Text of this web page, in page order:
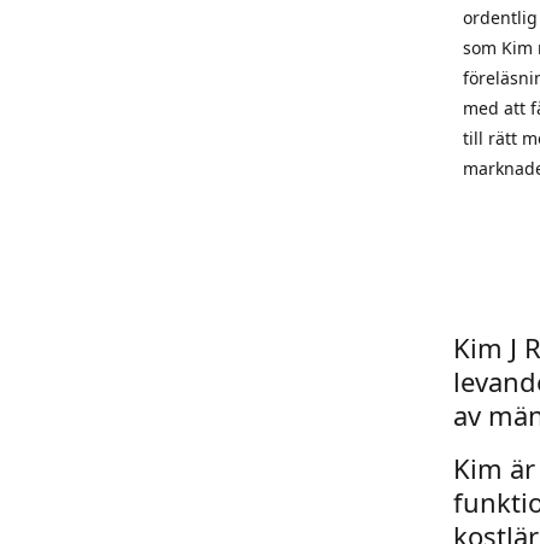
ordentlig
som Kim
med att
till rätt
Kim J
av
Kim